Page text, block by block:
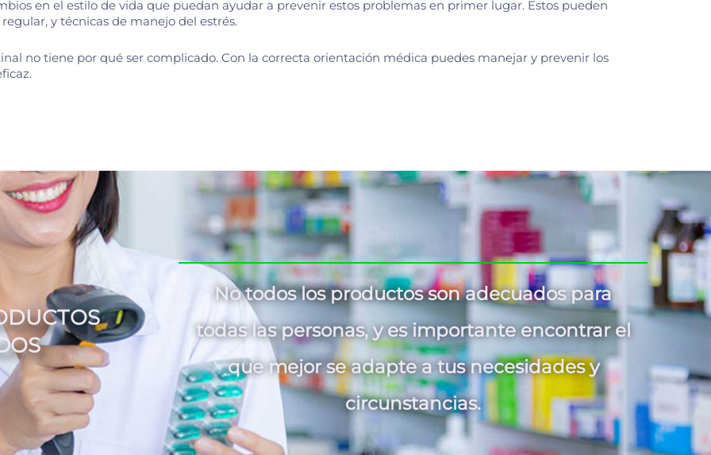
en el estilo de vida que puedan ayudar a prevenir estos problemas en primer lugar. Estos pueden
y técnicas de manejo del estrés.
no tiene por qué ser complicado. Con la correcta orientación médica puedes manejar y prevenir los
No todos los productos son adecuados para
todas las personas, y es importante encontrar el
que mejor se adapte a tus necesidades y
circunstancias.